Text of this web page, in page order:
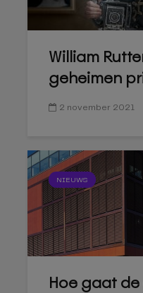
William
geheimen
2 november 2021
NIEUWS
Hoe gaat